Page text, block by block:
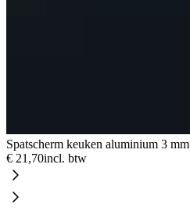
Spatscherm keuken aluminium 3 mm
€ 21,70incl. btw